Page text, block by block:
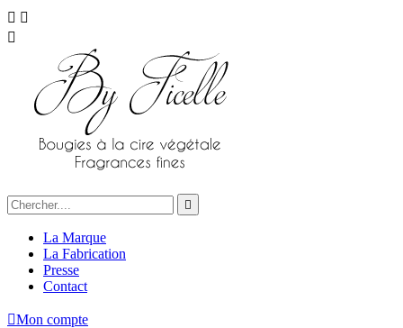
 


La Marque
La Fabrication
Presse
Contact
Mon compte